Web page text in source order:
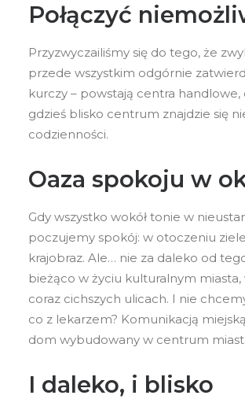
Połączyć
Przyzwyczailiśmy się do tego, że
przede wszystkim odgórnie
kurczy – powstają centra handlowe,
gdzieś blisko centrum znajdzie się
codzienności.
Oaza spokoju w
Gdy wszystko wokół tonie w
poczujemy spokój: w otoczeniu
krajobraz. Ale… nie za daleko od
bieżąco w życiu kulturalnym
coraz cichszych ulicach. I nie
co z lekarzem? Komunikacją
dom wybudowany w centrum
I daleko, i blisko